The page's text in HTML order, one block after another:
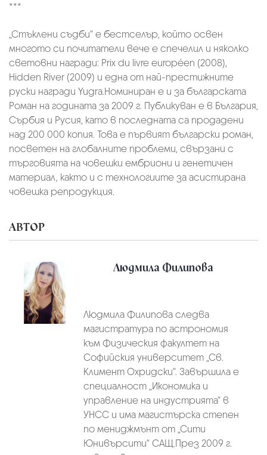
***
„Стъклени съдби“ е бестселър, който освен
многото си почитатели вече е спечелил и няколко
световни награди: Prix du livre européen (2008),
Hidden River (2009) и една от най-престижните
руски награди Yugra.Номиниран е и за българската
Роман на годината за 2009 г. Публикуван е в България,
Сърбия и Русия, като в последната са продадени
над 200 000 копия. Това е първият български роман,
посветен на глобалните проблеми, свързани с
търговията на човешки ембриони и генетичен
материал, както и с технологиите за асистирана
човешка репродукция.
АВТОР
Людмила Филипова
Людмила Филипова следва
магистратура по астрономия
към Физическия факултет на
Софийския университет „Св.
Климент Охридски“. Завършила е
специалност „Икономика и
управление на индустрията“ в
УНСС и има магистърска степен
по мениджмънт от „Сити
Юнивърсити“ САЩ.През 2009 г.